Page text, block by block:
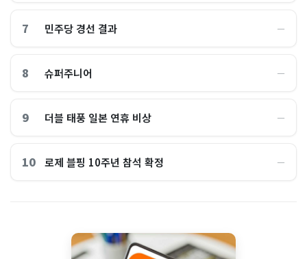
7 민주당 경선 결과 ―
8 슈퍼주니어 ―
9 더블 태풍 일본 연휴 비상 ―
10 로제 블핑 10주년 참석 확정 ―